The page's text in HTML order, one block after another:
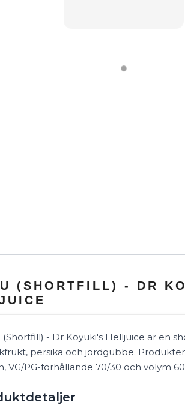
(SHORTFILL) - DR
(Shortfill) - Dr Koyuki's Helljuice är en
persika och jordgubbe.
VG/PG-förhållande 70/30 och volym